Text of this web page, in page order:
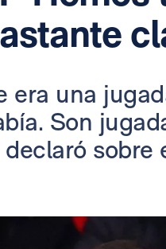
era una
Son